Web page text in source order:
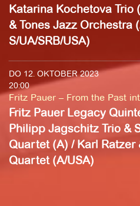
Katarina Kochetova Trio
& Tones Jazz Orchestra
S/UA/SRB/USA)
DO 12. OKTOBER 2023
20:00
Fritz Pauer – From the Past
Fritz Pauer Legacy
Philipp Jagschitz Trio &
Quartet (A) / Karl Ratzer
Quartet (A/USA)